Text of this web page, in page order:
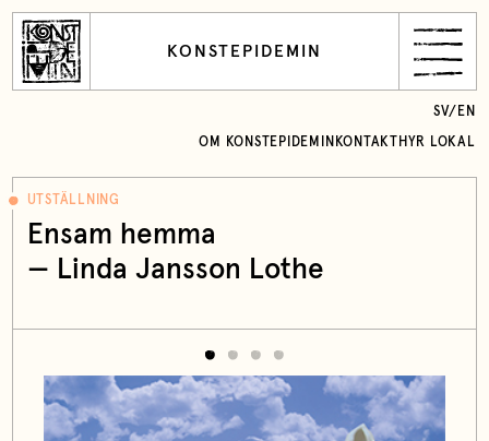
KONSTEPIDEMIN
OM KONSTEPIDEMIN KONTAKT HYR LOKAL
SV/ EN
UTSTÄLLNING
Ensam hemma
— Linda Jansson Lothe